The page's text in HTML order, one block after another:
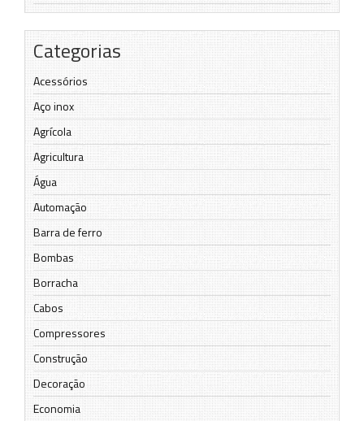
Categorias
Acessórios
Aço inox
Agrícola
Agricultura
Água
Automação
Barra de ferro
Bombas
Borracha
Cabos
Compressores
Construção
Decoração
Economia